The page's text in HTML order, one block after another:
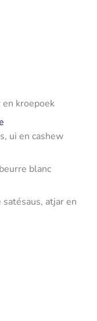
kroepoek
ui en cashew
blanc
atjar en